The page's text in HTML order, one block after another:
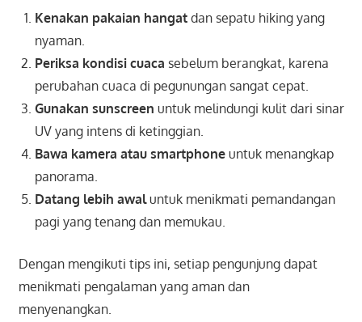
Kenakan pakaian hangatdan sepatu hiking yang
nyaman.
Periksa kondisi cuaca sebelum berangkat, karena
perubahan cuaca di pegunungan sangat cepat.
Gunakan sunscreen untuk melindungi kulit dari sinar
UV yang intens di ketinggian.
Bawa kamera atau smartphoneuntuk menangkap
panorama.
Datang lebih awaluntuk menikmati pemandangan
pagi yang tenang dan memukau.
Dengan mengikuti tips ini, setiap pengunjung dapat
menikmati pengalaman yang aman dan
menyenangkan.